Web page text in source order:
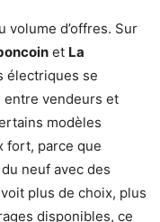
volume d’offres. Sur
et La
électriques se
entre vendeurs et
modèles
fort, parce que
neuf avec des
plus de choix, plus
disponibles, ce